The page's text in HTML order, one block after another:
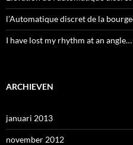
l’Automatique discret de la
I have lost my rhythm at an angle…
ARCHIEVEN
januari 2013
november 2012